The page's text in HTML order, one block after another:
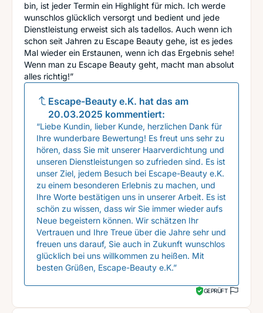
bin, ist jeder Termin ein Highlight für mich. Ich werde
wunschlos glücklich versorgt und bedient und jede
Dienstleistung erweist sich als tadellos. Auch wenn ich
schon seit Jahren zu Escape Beauty gehe, ist es jedes
Mal wieder ein Erstaunen, wenn ich das Ergebnis sehe!
Wenn man zu Escape Beauty geht, macht man absolut
alles richtig!”
Escape-Beauty e.K. hat das am
20.03.2025 kommentiert:
“Liebe Kundin, lieber Kunde, herzlichen Dank für
Ihre wunderbare Bewertung! Es freut uns sehr zu
hören, dass Sie mit unserer Haarverdichtung und
unseren Dienstleistungen so zufrieden sind. Es ist
unser Ziel, jedem Besuch bei Escape-Beauty e.K.
zu einem besonderen Erlebnis zu machen, und
Ihre Worte bestätigen uns in unserer Arbeit. Es ist
schön zu wissen, dass wir Sie immer wieder aufs
Neue begeistern können. Wir schätzen Ihr
Vertrauen und Ihre Treue über die Jahre sehr und
freuen uns darauf, Sie auch in Zukunft wunschlos
glücklich bei uns willkommen zu heißen. Mit
besten Grüßen, Escape-Beauty e.K.”
GEPRÜFT